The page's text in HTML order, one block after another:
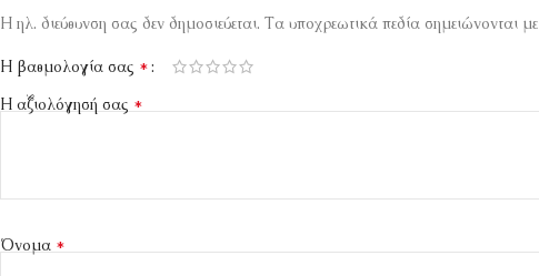
Η ηλ. διεύθυνση σας δεν δημοσιεύεται. Τα υποχρεωτικά πεδία σημειώνονται με
Η βαθμολογία σας *
Η αξιολόγησή σας *
Όνομα *